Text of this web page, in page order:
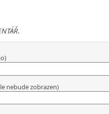
nebude zobrazen)